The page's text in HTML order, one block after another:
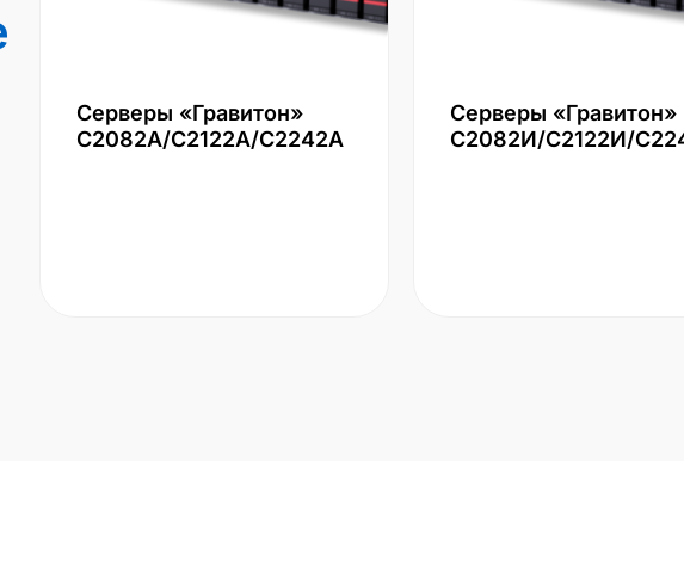
Серверы «Гравитон»
С2082А/С2122А/С2242А
Серверы «Гравитон»
С2082И/С2122И/